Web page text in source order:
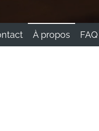
À propos FAQ